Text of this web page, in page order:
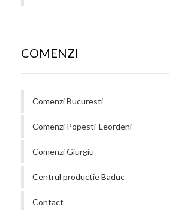
COMENZI
Comenzi Bucuresti
Comenzi Popesti-Leordeni
Comenzi Giurgiu
Centrul productie Baduc
Contact